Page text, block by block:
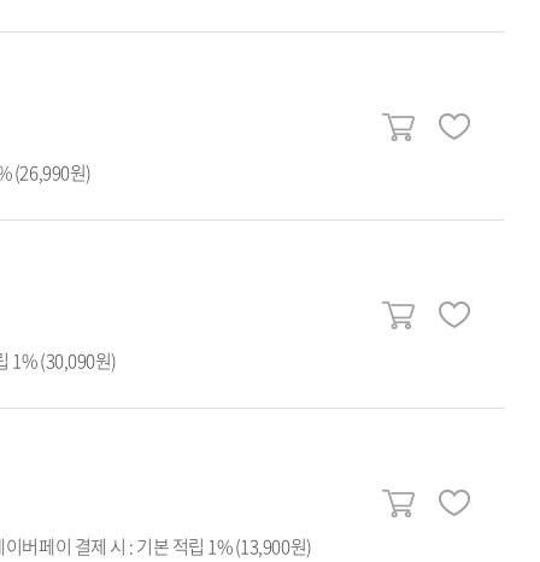
(26,990원)
1% (30,090원)
이버페이 결제 시 : 기본 적립 1% (13,900원)